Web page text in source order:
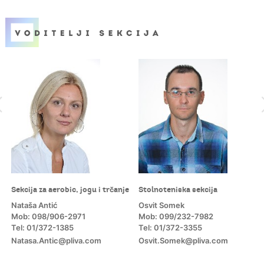
Sekcija za aerobic, jogu i trčanje
Nataša Antić
Mob: 098/906-2971
Tel: 01/372-1385
Natasa.Antic@pliva.com
Stolnoteniska sekcija
Osvit Somek
Mob: 099/232-7982
Tel: 01/372-3355
Osvit.Somek@pliva.com